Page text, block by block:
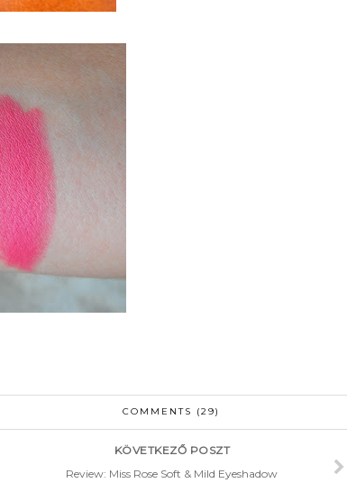
COMMENTS (29)
KÖVETKEZŐ POSZT
Review: Miss Rose Soft & Mild Eyeshadow